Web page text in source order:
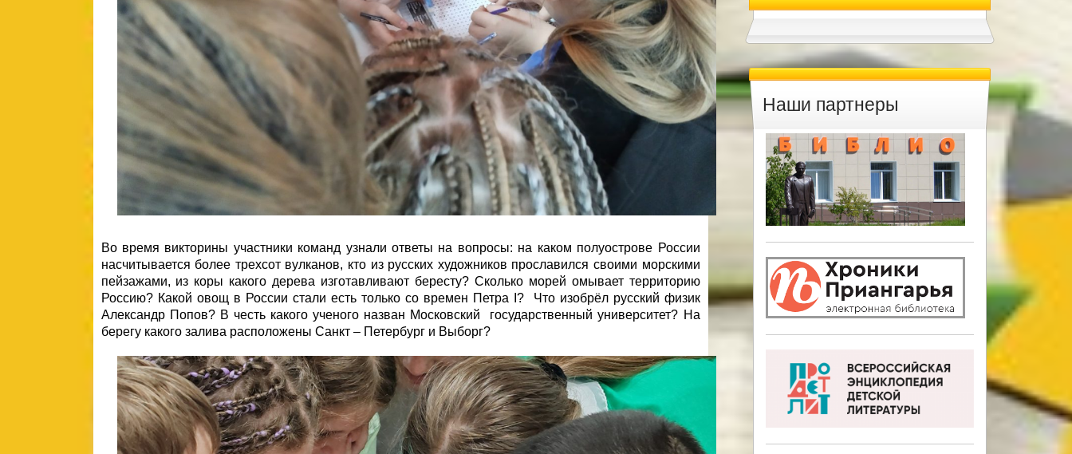
Во время викторины участники команд узнали ответы на вопросы: на каком полуострове России
насчитывается более трехсот вулканов, кто из русских художников прославился своими морскими
пейзажами, из коры какого дерева изготавливают бересту? Сколько морей омывает территорию
Россию? Какой овощ в России стали есть только со времен Петра I? Что изобрёл русский физик
Александр Попов? В честь какого ученого назван Московский государственный университет? На
берегу какого залива расположены Санкт – Петербург и Выборг?
Наши партнеры